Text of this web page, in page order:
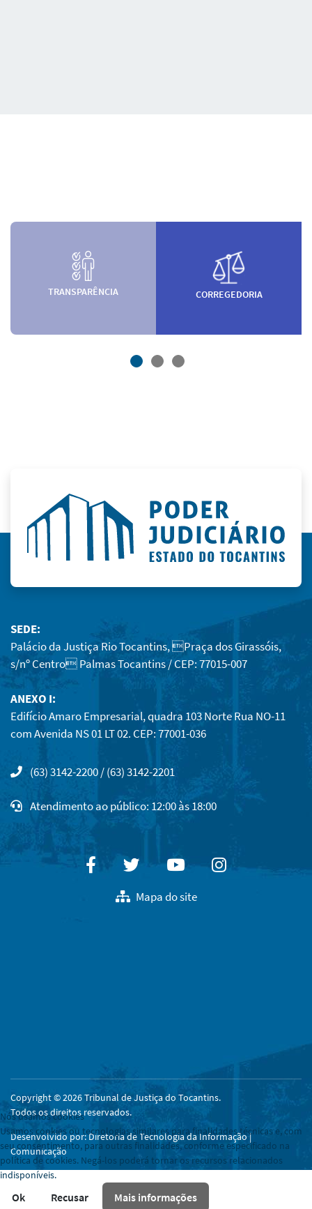
TRANSPARÊNCIA CORREGEDORIA
SEDE:
Palácio da Justiça Rio Tocantins, Praça dos Girassóis,
s/nº Centro Palmas Tocantins / CEP: 77015-007
ANEXO I:
Edifício Amaro Empresarial, quadra 103 Norte Rua NO-11
com Avenida NS 01 LT 02. CEP: 77001-036
(63) 3142-2200 / (63) 3142-2201
Atendimento ao público: 12:00 às 18:00
FacebookTwitterYoutubeInstagram
Mapa do site
Copyright © 2026 Tribunal de Justiça do Tocantins.
Todos os direitos reservados.
Desenvolvido por: Diretoria de Tecnologia da Informação |
Comunicação
Nós usamos cookies
Usamos cookies ou tecnologias similares para finalidades técnicas e, com
seu consentimento, para outras finalidades, conforme especificado na
política de cookies. Negá-los poderá tornar os recursos relacionados
indisponíveis.
Ok Recusar Mais informações